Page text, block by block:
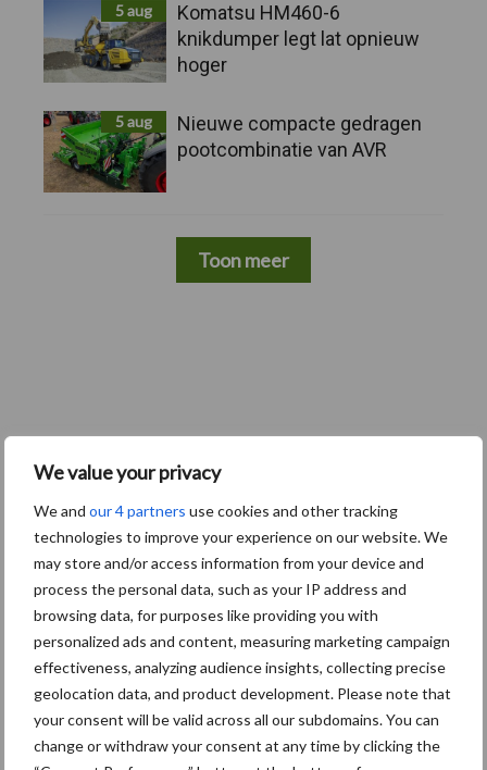
We value your privacy
We and our 4 partners use cookies and other tracking
technologies to improve your experience on our website. We
may store and/or access information from your device and
process the personal data, such as your IP address and
browsing data, for purposes like providing you with
personalized ads and content, measuring marketing campaign
effectiveness, analyzing audience insights, collecting precise
geolocation data, and product development. Please note that
your consent will be valid across all our subdomains. You can
change or withdraw your consent at any time by clicking the
5 aug
Komatsu HM460-6
knikdumper legt lat opnieuw
hoger
5 aug
Nieuwe compacte gedragen
pootcombinatie van AVR
Toon meer
Zoeken...
Zoek
Recente berichten
“Hoge verwachtingen van schijven voor kouters”
Albourgh Tyres breidt uit naar nieuwe marktsegmenten